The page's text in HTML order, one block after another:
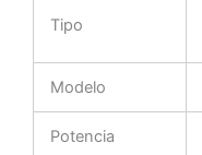
Tipo
Modelo
Potencia